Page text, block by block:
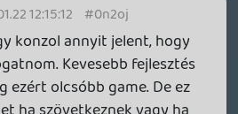
#0n2oe
linkre, és "Save as..."
az ennek